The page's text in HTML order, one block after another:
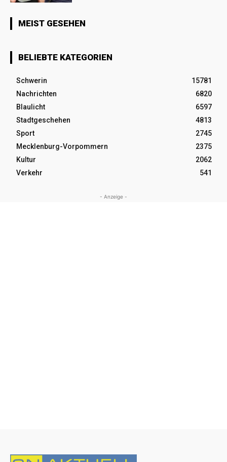
MEIST GESEHEN
BELIEBTE KATEGORIEN
Schwerin
15781
Nachrichten
6820
Blaulicht
6597
Stadtgeschehen
4813
Sport
2745
Mecklenburg-Vorpommern
2375
Kultur
2062
Verkehr
541
- Anzeige -